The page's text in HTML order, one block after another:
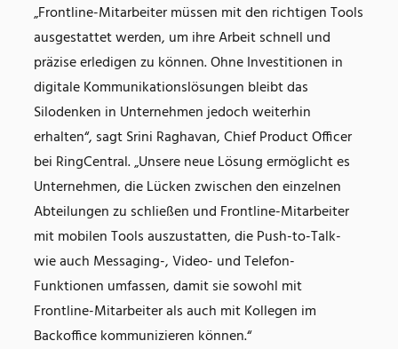
„Frontline-Mitarbeiter müssen mit den richtigen Tools
ausgestattet werden, um ihre Arbeit schnell und
präzise erledigen zu können. Ohne Investitionen in
digitale Kommunikationslösungen bleibt das
Silodenken in Unternehmen jedoch weiterhin
erhalten“, sagt Srini Raghavan, Chief Product Officer
bei RingCentral. „Unsere neue Lösung ermöglicht es
Unternehmen, die Lücken zwischen den einzelnen
Abteilungen zu schließen und Frontline-Mitarbeiter
mit mobilen Tools auszustatten, die Push-to-Talk-
wie auch Messaging-, Video- und Telefon-
Funktionen umfassen, damit sie sowohl mit
Frontline-Mitarbeiter als auch mit Kollegen im
Backoffice kommunizieren können.“